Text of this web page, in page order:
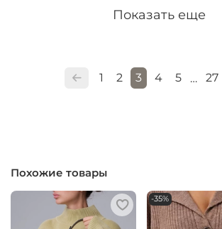
Показать еще
1 2 3 4 5 … 27
Похожие товары
-35%